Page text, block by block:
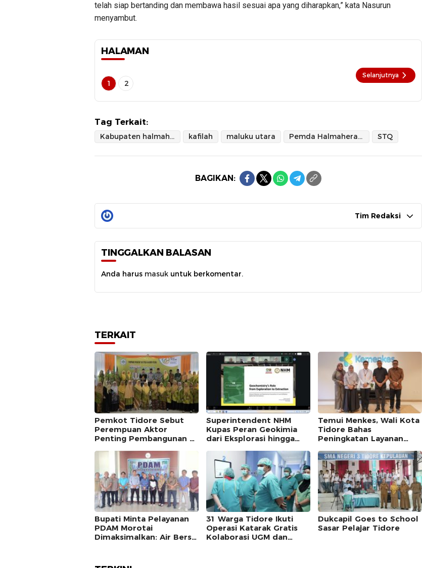
telah siap bertanding dan membawa hasil sesuai apa yang diharapkan,” kata Nasurun
menyambut.
HALAMAN
1 2
Selanjutnya
Tag Terkait:
Kabupaten halmahera timur kafilah maluku utara Pemda Halmahera timur STQ
BAGIKAN:
Tim Redaksi
TINGGALKAN BALASAN
Anda harus masuk untuk berkomentar.
TERKAIT
Pemkot Tidore Sebut
Perempuan Aktor
Penting Pembangunan di
Superintendent NHM
Kupas Peran Geokimia
dari Eksplorasi hingga
MGEI-SC UNG
Temui Menkes, Wali Kota
Tidore Bahas
Peningkatan Layanan
Bupati Minta Pelayanan
PDAM Morotai
Dimaksimalkan: Air Bersih
31 Warga Tidore Ikuti
Operasi Katarak Gratis
Kolaborasi UGM dan
Dukcapil Goes to School
Sasar Pelajar Tidore